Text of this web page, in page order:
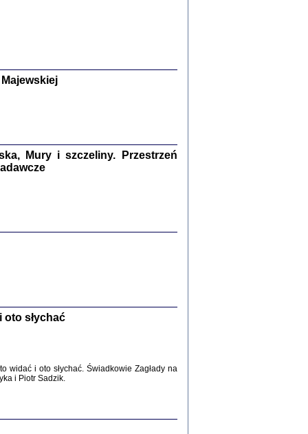
Warszawa 2018
PRZESZLI ...
Mury i szczeliny. Przestrzeń
oto słychać
widać i oto słychać. Świadkowie Zagłady na
i Piotr Sadzik.